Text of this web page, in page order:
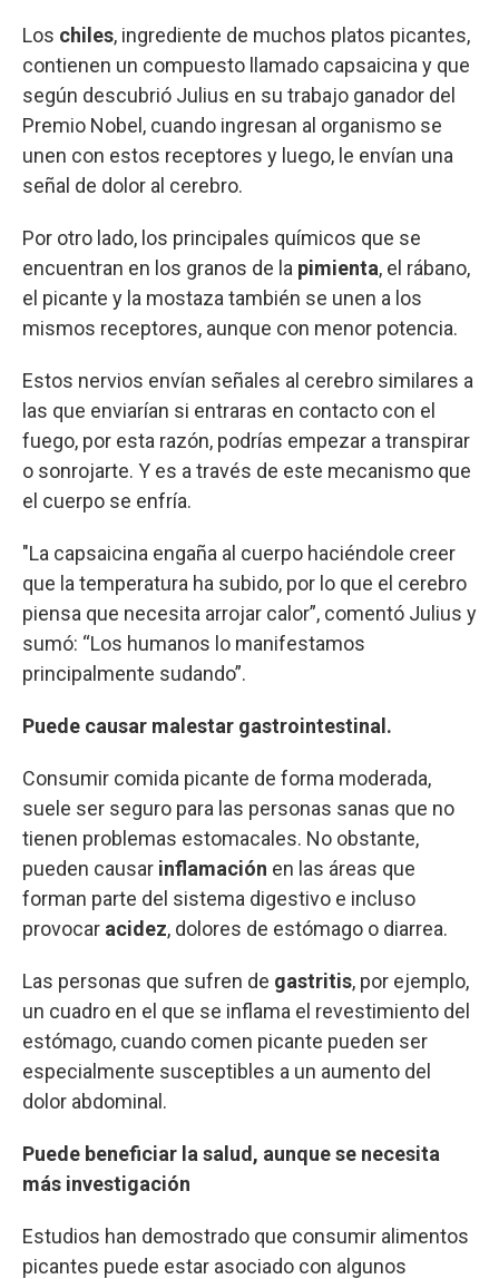
Los chiles, ingrediente de muchos platos picantes,
contienen un compuesto llamado capsaicina y que
según descubrió Julius en su trabajo ganador del
Premio Nobel, cuando ingresan al organismo se
unen con estos receptores y luego, le envían una
señal de dolor al cerebro.
Por otro lado, los principales químicos que se
encuentran en los granos de la pimienta, el rábano,
el picante y la mostaza también se unen a los
mismos receptores, aunque con menor potencia.
Estos nervios envían señales al cerebro similares a
las que enviarían si entraras en contacto con el
fuego, por esta razón, podrías empezar a transpirar
o sonrojarte. Y es a través de este mecanismo que
el cuerpo se enfría.
"La capsaicina engaña al cuerpo haciéndole creer
que la temperatura ha subido, por lo que el cerebro
piensa que necesita arrojar calor”, comentó Julius y
sumó: “Los humanos lo manifestamos
principalmente sudando”.
Puede causar malestar gastrointestinal.
Consumir comida picante de forma moderada,
suele ser seguro para las personas sanas que no
tienen problemas estomacales. No obstante,
pueden causar inflamación en las áreas que
forman parte del sistema digestivo e incluso
provocar acidez, dolores de estómago o diarrea.
Las personas que sufren de gastritis, por ejemplo,
un cuadro en el que se inflama el revestimiento del
estómago, cuando comen picante pueden ser
especialmente susceptibles a un aumento del
dolor abdominal.
Puede beneficiar la salud, aunque se necesita
más investigación
Estudios han demostrado que consumir alimentos
picantes puede estar asociado con algunos